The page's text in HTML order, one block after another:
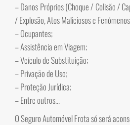
– Danos Próprios (Choque / Colisão /
/ Explosão, Atos Maliciosos e
– Ocupantes;
– Assistência em Viagem;
– Veículo de Substituição;
– Privação de Uso;
– Proteção Jurídica;
– Entre outros…
O Seguro Automóvel Frota só será